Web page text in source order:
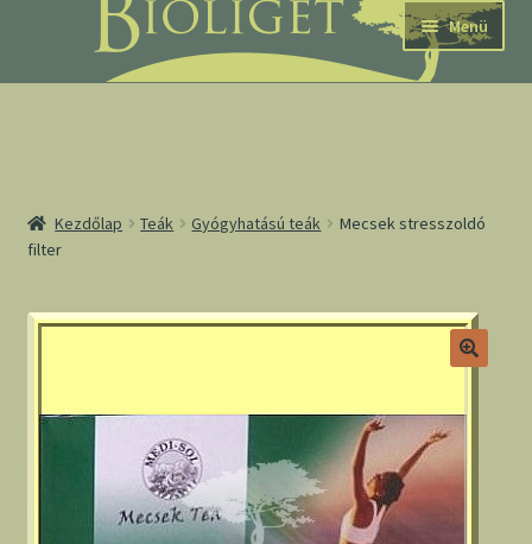
navigációhoz
tartalomba
Menü
Kezdőlap Teák Gyógyhatású teák
Mecsek stresszoldó
filter